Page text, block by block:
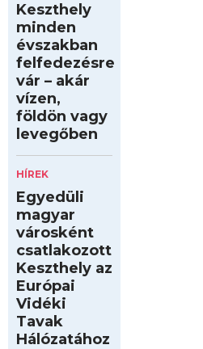
Keszthely
minden
évszakban
felfedezésre
vár – akár
vízen,
földön vagy
levegőben
HÍREK
Egyedüli
magyar
városként
csatlakozott
Keszthely az
Európai
Vidéki
Tavak
Hálózatához